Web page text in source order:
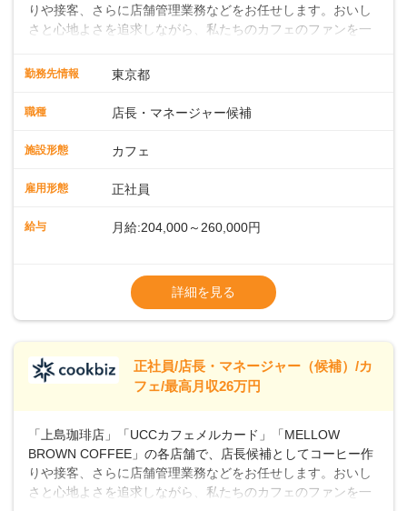
りや接客、さらに店舗管理業務などをお任せします。おいし
さと心地よさを追求しながら、私たちのカフェのファンを一
の抽出や各種ドリンクの作成お客様のご案内、レジ対応軽食
タートも安心 ◎サポート体制充実コーヒーの知識から接客マ
から40代まで幅広い年齢層が活躍しており、チームワークも
るので、スムーズに業務に馴染める環境です。「カフェの接
長として活躍を！接客業務になれたら、売上・シフト・在庫
一切無用♪一つひとつをしっかり伝えていきますので、無理の
ないペースで覚えていきましょう！さらにマネージャーへの
勤務先情報 東京都
職種 店長・マネージャー候補
施設形態 カフェ
雇用形態 正社員
給与 月給:204,000～260,000円
ます・東日本エリア：月給21万4000～27万
※経験・スキルを考慮の上、決定します。
※別途、残業代および各種手当あり
※試用期間なし
■店長職： ・西日本／月給26万7500円
万円＋賞与(年3回)・店長職：年収410万円／
詳細を見る
正社員/店長・マネージャー（候補）/カ
フェ/最高月収26万円
「上島珈琲店」「UCCカフェメルカード」「MELLOW
BROWN COFFEE」の各店舗で、店長候補としてコーヒー作
りや接客、さらに店舗管理業務などをお任せします。おいし
さと心地よさを追求しながら、私たちのカフェのファンを一